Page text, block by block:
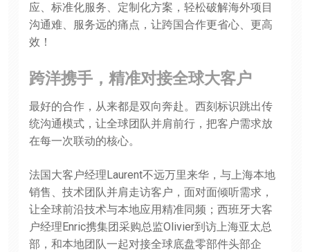
应、标准化服务、定制化方案，轻松破解海外项目
沟通难、服务远的痛点，让跨国合作更省心、更高
效！
跨洋携手，精准对接全球大客户
最好的合作，从来都是双向奔赴。西刻标识跳出传
统沟通模式，让全球团队并肩前行，把客户需求放
在每一次联动的核心。
法国大客户经理Laurent不远万里来华，与上海本地
销售、技术团队并肩走访客户，面对面倾听需求，
让全球前沿技术与本地应用精准同频；西班牙大客
户经理Enric携集团采购总监Olivier到访上海亚太总
部，和本地团队一起对接全球底盘零部件头部企